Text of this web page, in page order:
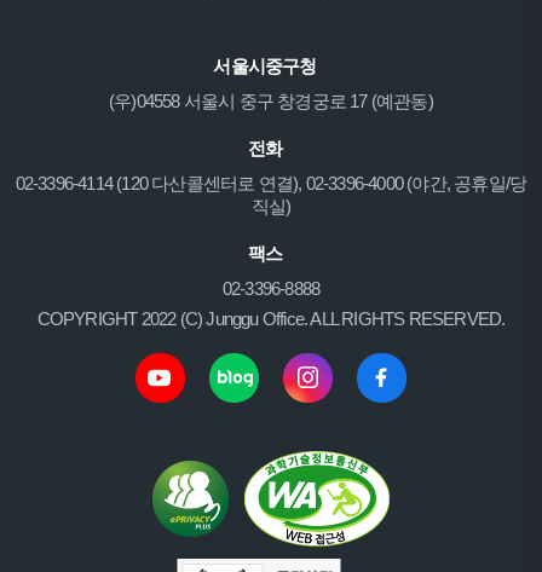
서울시중구청
(우)04558 서울시 중구 창경궁로 17 (예관동)
전화
02-3396-4114 (120 다산콜센터로 연결), 02-3396-4000 (야간, 공휴일/당
직실)
팩스
02-3396-8888
COPYRIGHT 2022 (C) Junggu Office. ALL RIGHTS RESERVED.